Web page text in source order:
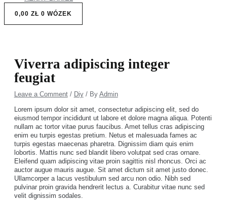
0,00 ZŁ 0 WÓZEK
Viverra adipiscing integer
feugiat
Leave a Comment / Diy/ By Admin
Lorem ipsum dolor sit amet, consectetur adipiscing elit, sed do
eiusmod tempor incididunt ut labore et dolore magna aliqua. Potenti
nullam ac tortor vitae purus faucibus. Amet tellus cras adipiscing
enim eu turpis egestas pretium. Netus et malesuada fames ac
turpis egestas maecenas pharetra. Dignissim diam quis enim
lobortis. Mattis nunc sed blandit libero volutpat sed cras ornare.
Eleifend quam adipiscing vitae proin sagittis nisl rhoncus. Orci ac
auctor augue mauris augue. Sit amet dictum sit amet justo donec.
Ullamcorper a lacus vestibulum sed arcu non odio. Nibh sed
pulvinar proin gravida hendrerit lectus a. Curabitur vitae nunc sed
velit dignissim sodales.